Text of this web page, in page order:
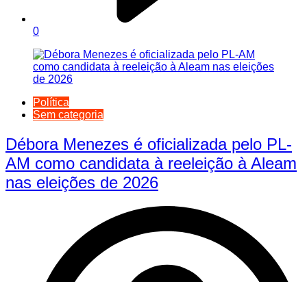
0
Política
Sem categoria
Débora Menezes é oficializada pelo PL-
AM como candidata à reeleição à Aleam
nas eleições de 2026